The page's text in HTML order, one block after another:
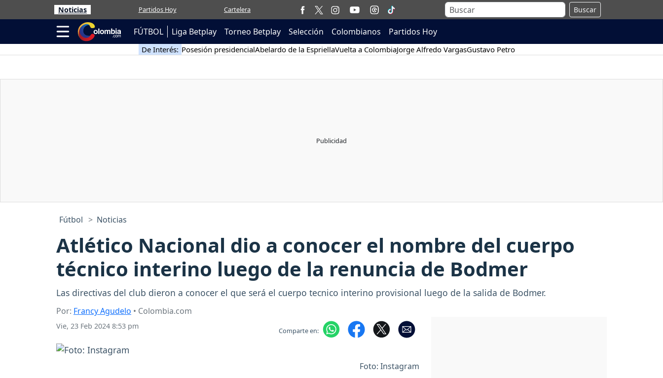
Noticias Partidos Hoy Cartelera Buscar
FÚTBOL Liga Betplay Torneo Betplay Selección Colombianos Partidos Hoy
De Interés: Posesión presidencialAbelardo de la EspriellaVuelta a ColombiaJorge Alfredo VargasGustavo Petro
Fútbol Noticias
Atlético Nacional dio a conocer el nombre del cuerpo
técnico interino luego de la renuncia de Bodmer
Las directivas del club dieron a conocer el que será el cuerpo tecnico interino provisional luego de la salida de Bodmer.
Por: Francy Agudelo • Colombia.com
Vie, 23 Feb 2024 8:53 pm Comparte en:
Foto: Instagram